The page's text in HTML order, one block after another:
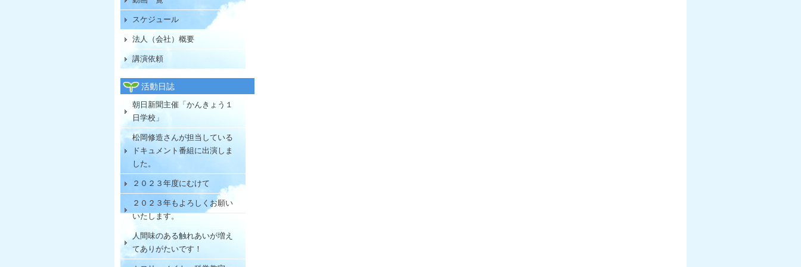
スケジュール
法人（会社）概要
講演依頼
活動日誌
朝日新聞主催「かんきょう１
日学校」
松岡修造さんが担当している
ドキュメント番組に出演しま
した。
２０２３年度にむけて
２０２３年もよろしくお願い
いたします。
人間味のある触れあいが増え
てありがたいです！